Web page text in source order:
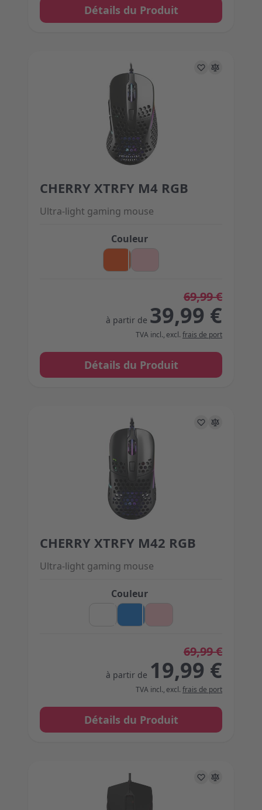
Détails du Produit
Couleur
Ultra-light gaming mouse
The price depends on the options chosen on the
CHERRY XTRFY M4 RGB
69,99 €
à partir de 39,99 €
TVA incl., excl. frais de port
Détails du Produit
Couleur
Ultra-light gaming mouse
The price depends on the options chosen on the
CHERRY XTRFY M42 RGB
69,99 €
à partir de 19,99 €
TVA incl., excl. frais de port
Détails du Produit